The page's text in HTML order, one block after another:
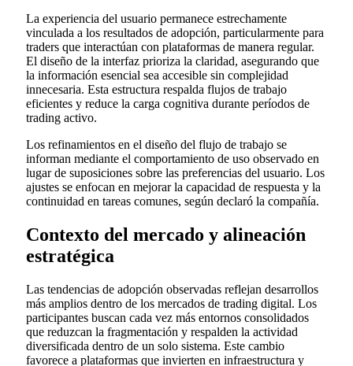
La experiencia del usuario permanece estrechamente
vinculada a los resultados de adopción, particularmente para
traders que interactúan con plataformas de manera regular.
El diseño de la interfaz prioriza la claridad, asegurando que
la información esencial sea accesible sin complejidad
innecesaria. Esta estructura respalda flujos de trabajo
eficientes y reduce la carga cognitiva durante períodos de
trading activo.
Los refinamientos en el diseño del flujo de trabajo se
informan mediante el comportamiento de uso observado en
lugar de suposiciones sobre las preferencias del usuario. Los
ajustes se enfocan en mejorar la capacidad de respuesta y la
continuidad en tareas comunes, según declaró la compañía.
Contexto del mercado y alineación
estratégica
Las tendencias de adopción observadas reflejan desarrollos
más amplios dentro de los mercados de trading digital. Los
participantes buscan cada vez más entornos consolidados
que reduzcan la fragmentación y respalden la actividad
diversificada dentro de un solo sistema. Este cambio
favorece a plataformas que invierten en infraestructura y